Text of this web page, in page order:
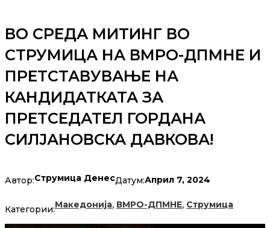
ВО СРЕДА МИТИНГ ВО
СТРУМИЦА НА ВМРО-ДПМНЕ И
ПРЕТСТАВУВАЊЕ НА
КАНДИДАТКАТА ЗА
ПРЕТСЕДАТЕЛ ГОРДАНА
СИЛЈАНОВСКА ДАВКОВА!
Автор:Струмица ДенесДатум:Април 7, 2024
Категории:Македонија, ВМРО-ДПМНЕ, Струмица